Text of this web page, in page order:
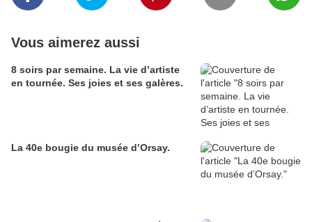
Vous aimerez aussi
8 soirs par semaine. La vie d’artiste
en tournée. Ses joies et ses galères.
La 40e bougie du musée d’Orsay.